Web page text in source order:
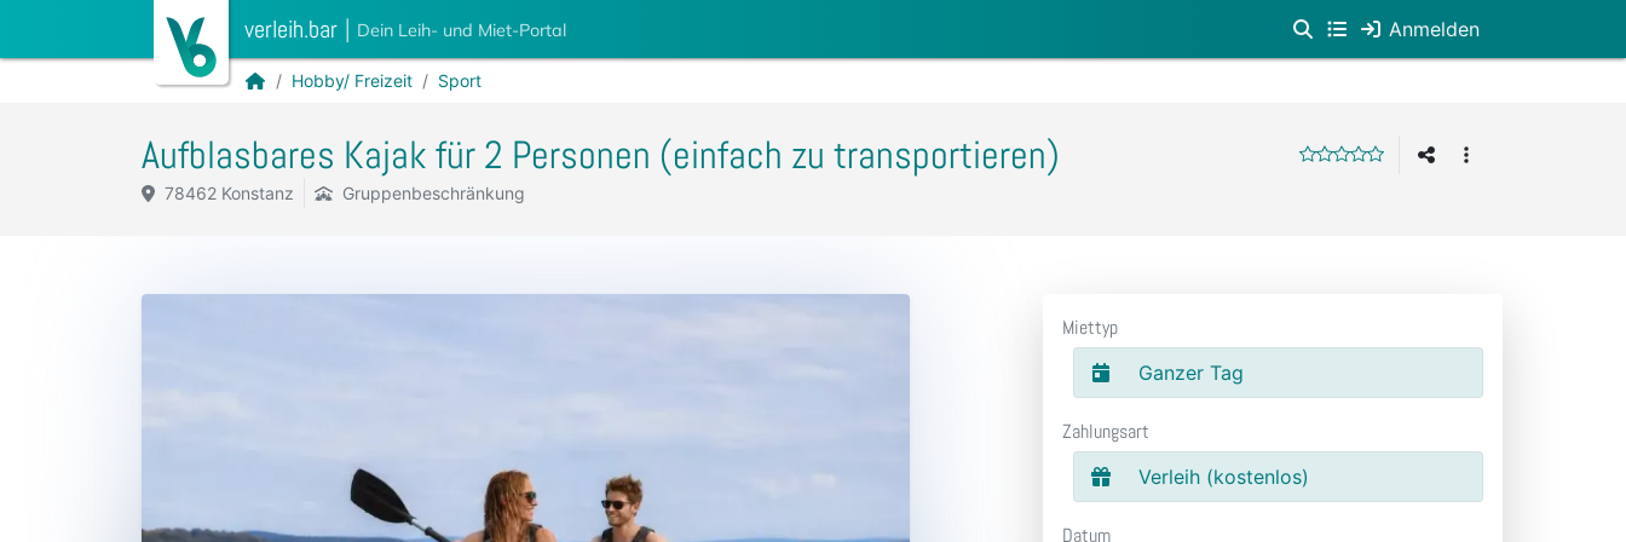
verleih.bar | Dein Leih- und Miet-Portal Anmelden
Hobby/ Freizeit Sport
Aufblasbares Kajak für 2 Personen (einfach zu transportieren)
78462 Konstanz Gruppenbeschränkung
Miettyp
Ganzer Tag
Zahlungsart
Verleih (kostenlos)
Datum